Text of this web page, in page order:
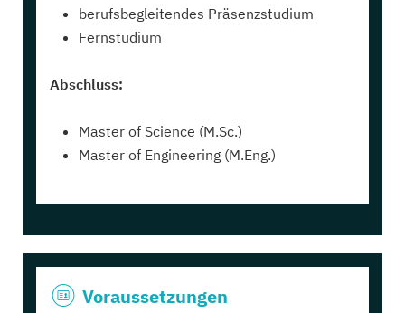
berufsbegleitendes Präsenzstudium
Fernstudium
Abschluss:
Master of Science (M.Sc.)
Master of Engineering (M.Eng.)
Voraussetzungen